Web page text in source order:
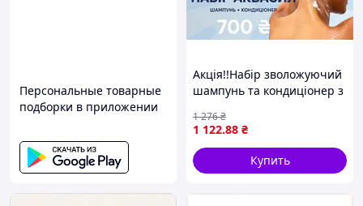
Персональные товарные
подборки в приложении
Акція!!Набір зволожуючий
шампунь та кондиціонер з
Complex Intense Moisture
500ml
1 122.88 ₴
1 276₴
Купить